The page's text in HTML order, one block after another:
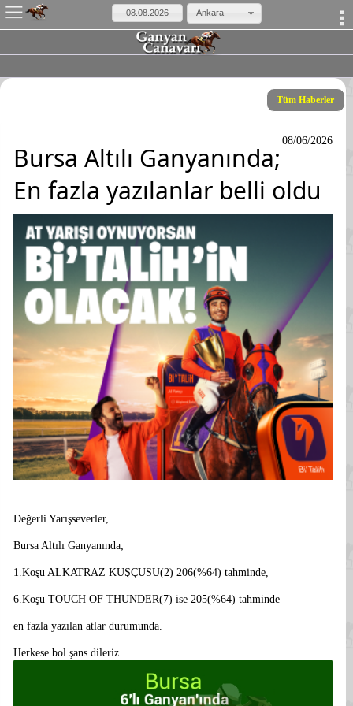
Ankara
Tüm Haberler
08/06/2026
Bursa Altılı Ganyanında;
En fazla yazılanlar belli oldu
Değerli Yarışseverler,
Bursa Altılı Ganyanında;
1.Koşu ALKATRAZ KUŞÇUSU(2) 206(%64) tahminde,
6.Koşu TOUCH OF THUNDER(7) ise 205(%64) tahminde
en fazla yazılan atlar durumunda.
Herkese bol şans dileriz
×